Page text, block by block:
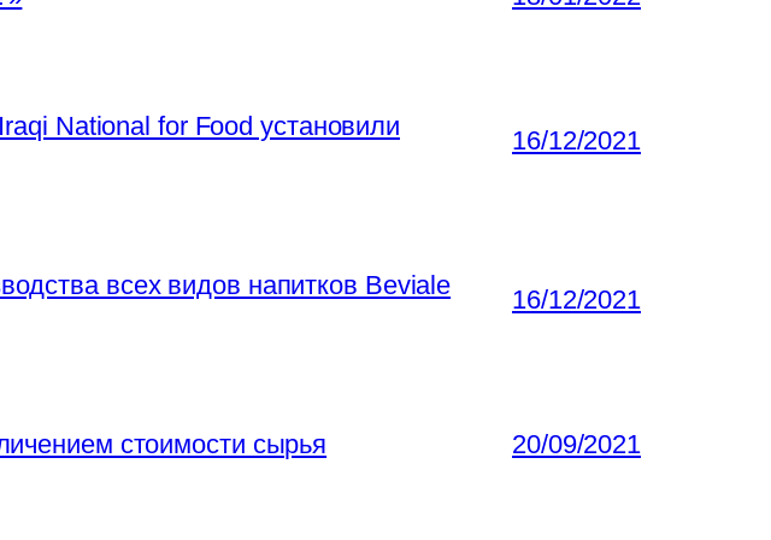
National for Food установили
16/12/2021
всех видов напитков Beviale
16/12/2021
стоимости сырья 20/09/2021